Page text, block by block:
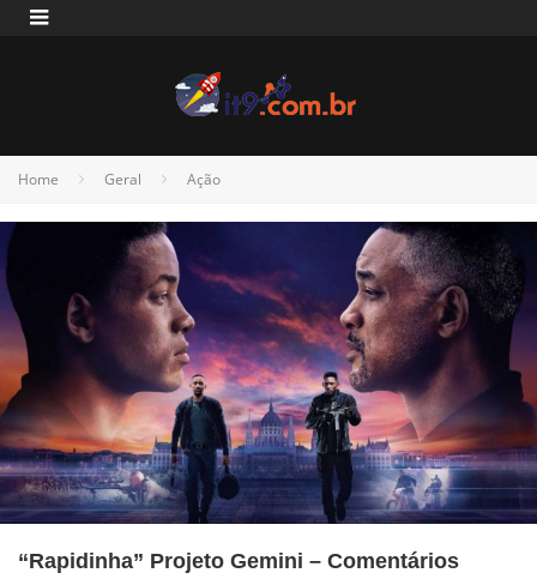
Home Geral Ação
“Rapidinha” Projeto Gemini – Comentários